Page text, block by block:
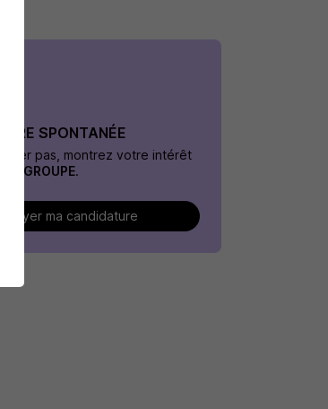
SPONTANÉE
pas, montrez votre intérêt
GROUPE.
Envoyer ma candidature